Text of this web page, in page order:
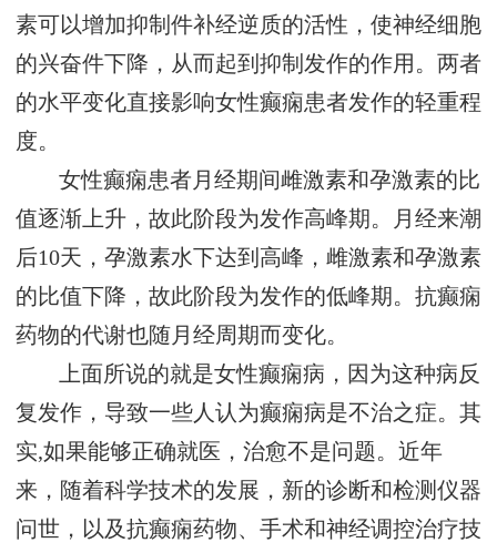
素可以增加抑制件补经逆质的活性，使神经细胞
的兴奋件下降，从而起到抑制发作的作用。两者
的水平变化直接影响女性癫痫患者发作的轻重程
度。
女性癫痫患者月经期间雌激素和孕激素的比
值逐渐上升，故此阶段为发作高峰期。月经来潮
后10天，孕激素水下达到高峰，雌激素和孕激素
的比值下降，故此阶段为发作的低峰期。抗癫痫
药物的代谢也随月经周期而变化。
上面所说的就是女性癫痫病，因为这种病反
复发作，导致一些人认为癫痫病是不治之症。其
实,如果能够正确就医，治愈不是问题。近年
来，随着科学技术的发展，新的诊断和检测仪器
问世，以及抗癫痫药物、手术和神经调控治疗技